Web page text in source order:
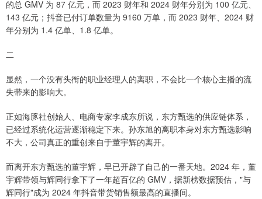
的总 GMV 为 87 亿元，而 2023 财年和 2024 财年分别为 100 亿元、
143 亿元；抖音已付订单数量为 9160 万单，而 2023 财年、2024 财
年分别为 1.4 亿单、1.8 亿单。
二
显然，一个没有头衔的职业经理人的离职，不会比一个核心主播的流
失带来的影响大。
正如海豚社创始人、电商专家李成东所说，东方甄选的供应链体系，
已经过系统化运营逐渐稳定下来。孙东旭的离职本身对东方甄选影响
不大，公司真正的重创来自于董宇辉的离开。
而离开东方甄选的董宇辉，早已开辟了自己的一番天地。2024 年，董
宇辉带领与辉同行拿下了一年超百亿的 GMV，据新榜数据预估，"与
辉同行"成为 2024 年抖音带货销售额最高的直播间。